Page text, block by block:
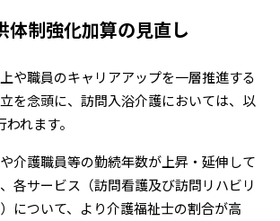
体制強化加算の見直し
や職員のキャリアアップを一層推進する
を念頭に、訪問入浴介護においては、以
れます。
介護職員等の勤続年数が上昇・延伸して
各サービス（訪問看護及び訪問リハビリ
について、より介護福祉士の割合が高